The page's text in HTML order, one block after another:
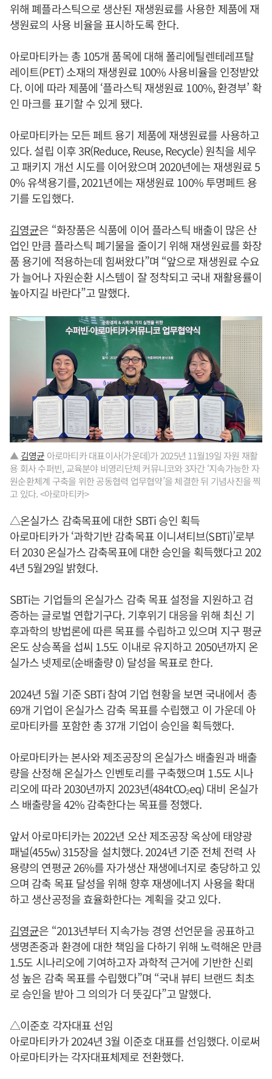
위해 폐플라스틱으로 생산된 재생원료를 사용한 제품에 재
생원료의 사용 비율을 표시하도록 한다.
아로마티카는 총 105개 품목에 대해 폴리에틸렌테레프탈
레이트(PET) 소재의 재생원료 100% 사용비율을 인정받았
다. 이에 따라 제품에 ‘플라스틱 재생원료 100%, 환경부’ 확
인 마크를 표기할 수 있게 됐다.
아로마티카는 모든 페트 용기 제품에 재생원료를 사용하고
있다. 설립 이후 3R(Reduce, Reuse, Recycle) 원칙을 세우
고 패키지 개선 시도를 이어왔으며 2020년에는 재생원료 5
0% 유색용기를, 2021년에는 재생원료 100% 투명페트 용
기를 도입했다.
김영균은 “화장품은 식품에 이어 플라스틱 배출이 많은 산
업인 만큼 플라스틱 폐기물을 줄이기 위해 재생원료를 화장
품 용기에 적용하는데 힘써왔다”며 “앞으로 재생원료 수요
가 늘어나 자원순환 시스템이 잘 정착되고 국내 재활용률이
높아지길 바란다”고 말했다.
▲ 김영균 아로마티카 대표이사(가운데)가 2025년 11월19일 자원 재활
용 회사 수퍼빈, 교육분야 비영리단체 커뮤니코와 3자간 ‘지속가능한 자
원순환체계 구축을 위한 공동협력 업무협약’을 체결한 뒤 기념사진을 찍
고 있다. <아로마티카>
△온실가스 감축목표에 대한 SBTi 승인 획득
아로마티카가 ‘과학기반 감축목표 이니셔티브(SBTi)’로부
터 2030 온실가스 감축목표에 대한 승인을 획득했다고 202
4년 5월29일 밝혔다.
SBTi는 기업들의 온실가스 감축 목표 설정을 지원하고 검
증하는 글로벌 연합기구다. 기후위기 대응을 위해 최신 기
후과학의 방법론에 따른 목표를 수립하고 있으며 지구 평균
온도 상승폭을 섭씨 1.5도 이내로 유지하고 2050년까지 온
실가스 넷제로(순배출량 0) 달성을 목표로 한다.
2024년 5월 기준 SBTi 참여 기업 현황을 보면 국내에서 총
69개 기업이 온실가스 감축 목표를 수립했고 이 가운데 아
로마티카를 포함한 총 37개 기업이 승인을 획득했다.
아로마티카는 본사와 제조공장의 온실가스 배출원과 배출
량을 산정해 온실가스 인벤토리를 구축했으며 1.5도 시나
리오에 따라 2030년까지 2023년(484tCO₂eq) 대비 온실가
스 배출량을 42% 감축한다는 목표를 정했다.
앞서 아로마티카는 2022년 오산 제조공장 옥상에 태양광
패널(455w) 315장을 설치했다. 2024년 기준 전체 전력 사
용량의 연평균 26%를 자가생산 재생에너지로 충당하고 있
으며 감축 목표 달성을 위해 향후 재생에너지 사용을 확대
하고 생산공정을 효율화한다는 계획을 갖고 있다.
김영균은 “2013년부터 지속가능 경영 선언문을 공표하고
생명존중과 환경에 대한 책임을 다하기 위해 노력해온 만큼
1.5도 시나리오에 기여하고자 과학적 근거에 기반한 신뢰
성 높은 감축 목표를 수립했다”며 “국내 뷰티 브랜드 최초
로 승인을 받아 그 의의가 더 뜻깊다”고 말했다.
△이준호 각자대표 선임
아로마티카가 2024년 3월 이준호 대표를 선임했다. 이로써
아로마티카는 각자대표체제로 전환했다.